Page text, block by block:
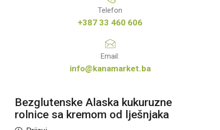
Telefon
+387 33 460 606
Email:
info@kanamarket.ba
Bezglutenske Alaska kukuruzne
rolnice sa kremom od lješnjaka